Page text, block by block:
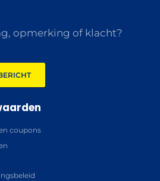
opmerking of klacht?
coupons